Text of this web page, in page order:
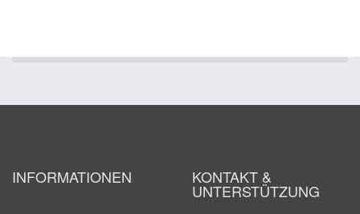
INFORMATIONEN KONTAKT &
UNTERSTÜTZUNG